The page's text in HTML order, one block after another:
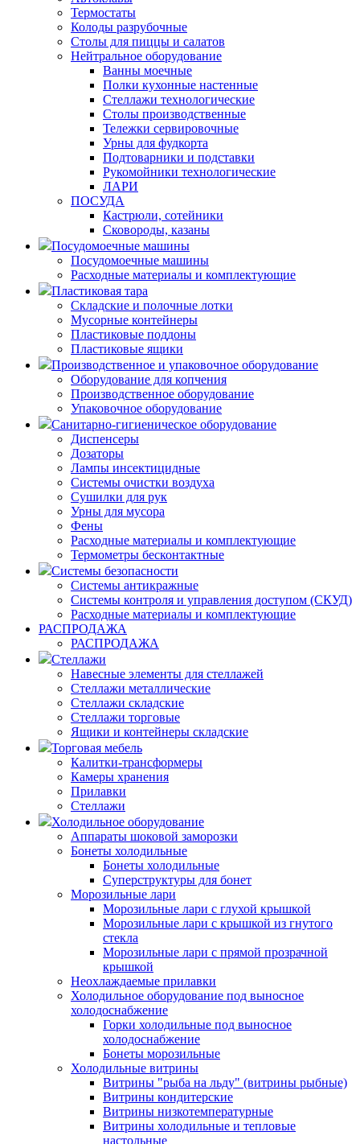
Термостаты
Колоды разрубочные
Столы для пиццы и салатов
Нейтральное оборудование
Ванны моечные
Полки кухонные настенные
Стеллажи технологические
Столы производственные
Тележки сервировочные
Урны для фудкорта
Подтоварники и подставки
Рукомойники технологические
ЛАРИ
ПОСУДА
Кастрюли, сотейники
Сковороды, казаны
Посудомоечные машины
Посудомоечные машины
Расходные материалы и комплектующие
Пластиковая тара
Складские и полочные лотки
Мусорные контейнеры
Пластиковые поддоны
Пластиковые ящики
Производственное и упаковочное оборудование
Оборудование для копчения
Производственное оборудование
Упаковочное оборудование
Санитарно-гигиеническое оборудование
Диспенсеры
Дозаторы
Лампы инсектицидные
Системы очистки воздуха
Сушилки для рук
Урны для мусора
Фены
Расходные материалы и комплектующие
Термометры бесконтактные
Системы безопасности
Системы антикражные
Системы контроля и управления доступом (СКУД)
Расходные материалы и комплектующие
РАСПРОДАЖА
РАСПРОДАЖА
Стеллажи
Навесные элементы для стеллажей
Стеллажи металлические
Стеллажи складские
Стеллажи торговые
Ящики и контейнеры складские
Торговая мебель
Калитки-трансформеры
Камеры хранения
Прилавки
Стеллажи
Холодильное оборудование
Аппараты шоковой заморозки
Бонеты холодильные
Бонеты холодильные
Суперструктуры для бонет
Морозильные лари
Морозильные лари с глухой крышкой
Морозильные лари с крышкой из гнутого
стекла
Морозильные лари с прямой прозрачной
крышкой
Неохлаждаемые прилавки
Холодильное оборудование под выносное
холодоснабжение
Горки холодильные под выносное
холодоснабжение
Бонеты морозильные
Холодильные витрины
Витрины "рыба на льду" (витрины рыбные)
Витрины кондитерские
Витрины низкотемпературные
Витрины холодильные и тепловые
настольные